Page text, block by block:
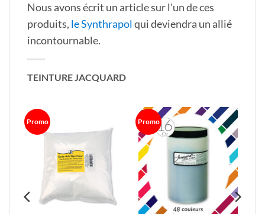
Nous avons écrit un article sur l'un de ces
produits, le Synthrapolqui deviendra un allié
incontournable.
TEINTURE JACQUARD
Promo Promo